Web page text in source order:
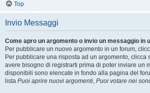
Top
Invio Messaggi
Come apro un argomento o invio un messaggio in
Per pubblicare un nuovo argomento in un forum,
Per pubblicare una risposta ad un argomento, clicca
avere bisogno di registrarti prima di poter inviare un
disponibili sono elencate in fondo alla pagina del
lista Puoi aprire nuovi argomenti, Puoi votare nei